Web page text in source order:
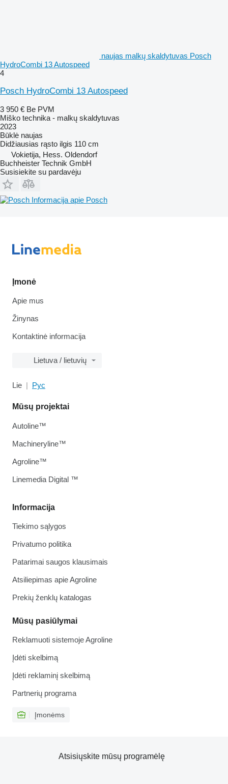
naujas malkų skaldytuvas Posch
HydroCombi 13 Autospeed
4
Posch HydroCombi 13 Autospeed
3 950 € Be PVM
Miško technika - malkų skaldytuvas
2023
Būklė naujas
Didžiausias rąsto ilgis 110 cm
Vokietija, Hess. Oldendorf
Buchheister Technik GmbH
Susisiekite su pardavėju
Informacija apie Posch
Įmonė
Apie mus
Žinynas
Kontaktinė informacija
Lietuva / lietuvių
Lie Рус
Informacija
Tiekimo sąlygos
Privatumo politika
Patarimai saugos klausimais
Atsiliepimas apie Agroline
Prekių ženklų katalogas
Mūsų pasiūlymai
Reklamuoti sistemoje Agroline
Įdėti skelbimą
Įdėti reklaminį skelbimą
Partnerių programa
Įmonėms
Mūsų projektai
Autoline™
Machineryline™
Agroline™
Linemedia Digital ™
Atsisiųskite mūsų programėlę